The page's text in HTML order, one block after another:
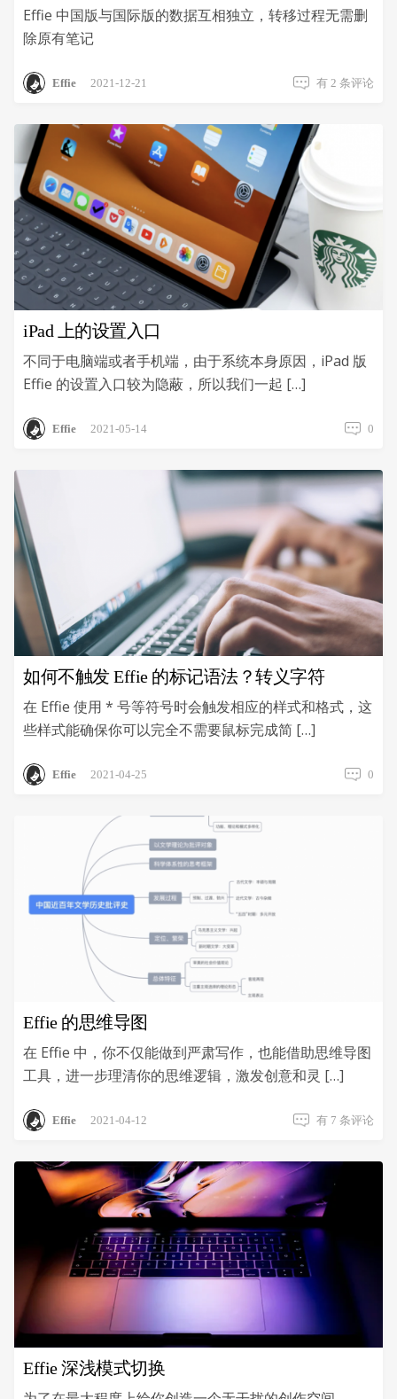
Effie 中国版与国际版的数据互相独立，转移过程无需删
除原有笔记
Effie 2021-12-21
如
中
国
文
稿
至
Effie
有 2 条评论
iPad 上的设置入口
不同于电脑端或者手机端，由于系统本身原因，iPad 版
Effie 的设置入口较为隐蔽，所以我们一起 […]
Effie 2021-05-14 0
如何不触发 Effie 的标记语法？转义字符
在 Effie 使用 * 号等符号时会触发相应的样式和格式，这
些样式能确保你可以完全不需要鼠标完成简 […]
Effie 2021-04-25 0
Effie 的思维导图
在 Effie 中，你不仅能做到严肃写作，也能借助思维导图
工具，进一步理清你的思维逻辑，激发创意和灵 […]
Effie 2021-04-12
Effie
导
图
有 7 条评论
Effie 深浅模式切换